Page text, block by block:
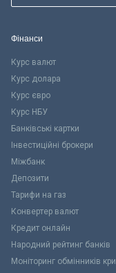
Фінанси
Курс валют
Курс долара
Курс євро
Курс НБУ
Банківські картки
Інвестиційні брокери
Міжбанк
Депозити
Тарифи на газ
Конвертер валют
Кредит онлайн
Народний рейтинг банків
Моніторинг обмінників